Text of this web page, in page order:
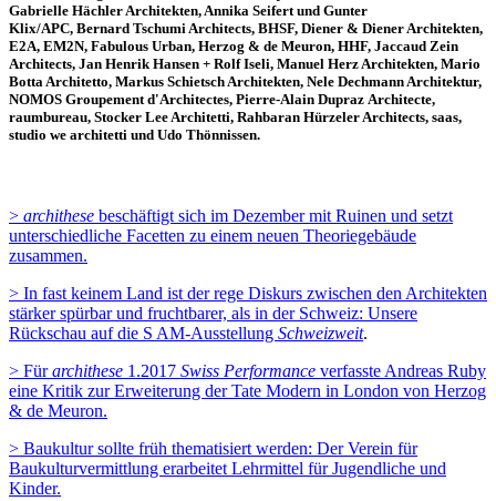
Gabrielle Hächler Architekten, Annika Seifert und Gunter
Klix/APC, Bernard Tschumi Architects, BHSF, Diener & Diener Architekten,
E2A, EM2N, Fabulous Urban, Herzog & de Meuron, HHF, Jaccaud Zein
Architects, Jan Henrik Hansen + Rolf Iseli, Manuel Herz Architekten, Mario
Botta Architetto, Markus Schietsch Architekten, Nele Dechmann Architektur,
NOMOS Groupement d'Architectes, Pierre-Alain Dupraz Architecte,
raumbureau, Stocker Lee Architetti, Rahbaran Hürzeler Architects, saas,
studio we architetti und Udo Thönnissen.
> archithese beschäftigt sich im Dezember mit Ruinen und setzt
unterschiedliche Facetten zu einem neuen Theoriegebäude
zusammen.
> In fast keinem Land ist der rege Diskurs zwischen den Architekten
stärker spürbar und fruchtbarer, als in der Schweiz: Unsere
Rückschau auf die S AM-Ausstellung Schweizweit.
> Fürarchithese 1.2017 Swiss Performance verfasste Andreas Ruby
eine Kritik zur Erweiterung der Tate Modern in London von Herzog
& de Meuron.
> Baukultur sollte früh thematisiert werden: Der Verein für
Baukulturvermittlung erarbeitet Lehrmittel für Jugendliche und
Kinder.